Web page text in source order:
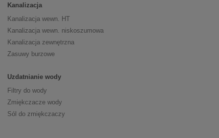
Kanalizacja
Kanalizacja wewn. HT
Kanalizacja wewn. niskoszumowa
Kanalizacja zewnętrzna
Zasuwy burzowe
Uzdatnianie wody
Filtry do wody
Zmiękczacze wody
Sól do zmiękczaczy